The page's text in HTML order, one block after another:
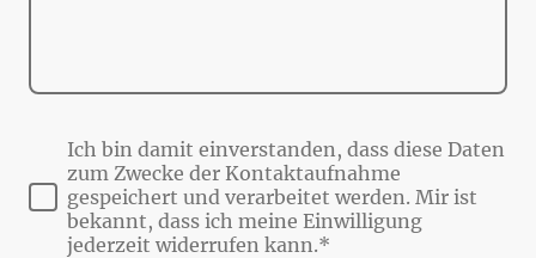
Ich bin damit einverstanden, dass diese Daten
zum Zwecke der Kontaktaufnahme
gespeichert und verarbeitet werden. Mir ist
bekannt, dass ich meine Einwilligung
jederzeit widerrufen kann.*